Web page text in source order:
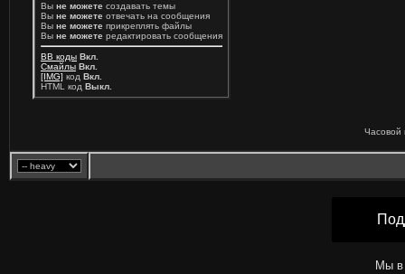
Вы не можете создавать темы
Вы не можете отвечать на сообщения
Вы не можете прикреплять файлы
Вы не можете редактировать сообщения
BB коды Вкл.
Смайлы Вкл.
[IMG] код Вкл.
HTML код Выкл.
Часовой
Мы в